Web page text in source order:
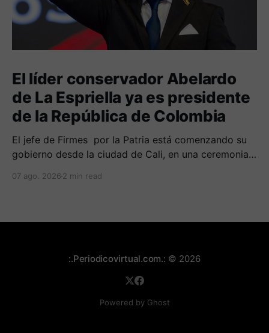
El líder conservador Abelardo
de La Espriella ya es presidente
de la República de Colombia
El jefe de Firmes por la Patria está comenzando su
gobierno desde la ciudad de Cali, en una ceremonia
gobiernos conservadores.
07 ago. 2026 2 min read
:.Periodicovirtual.com.: © 2026
Powered by Ghost